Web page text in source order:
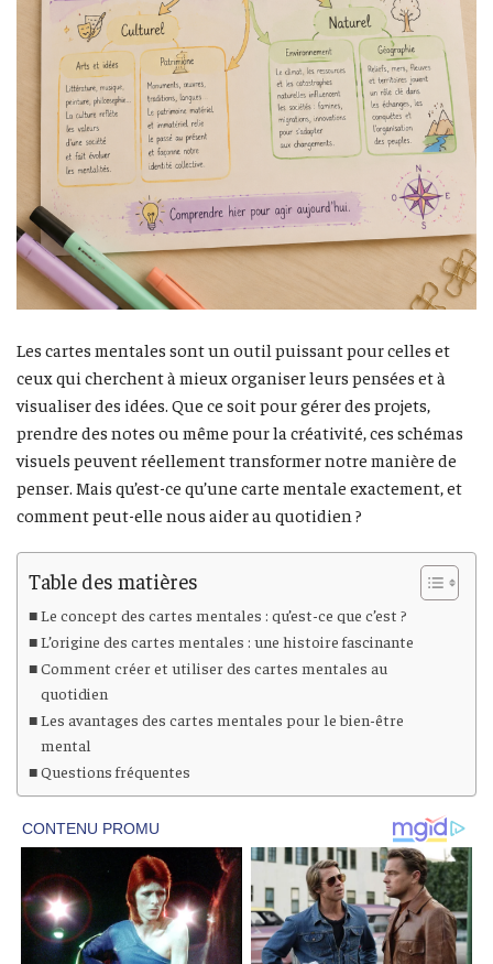
Les cartes mentales sont un outil puissant pour celles et
ceux qui cherchent à mieux organiser leurs pensées et à
visualiser des idées. Que ce soit pour gérer des projets,
prendre des notes ou même pour la créativité, ces schémas
visuels peuvent réellement transformer notre manière de
penser. Mais qu’est-ce qu’une carte mentale exactement, et
comment peut-elle nous aider au quotidien ?
Table des matières
Le concept des cartes mentales : qu’est-ce que c’est ?
L’origine des cartes mentales : une histoire fascinante
Comment créer et utiliser des cartes mentales au
quotidien
Les avantages des cartes mentales pour le bien-être
mental
Questions fréquentes